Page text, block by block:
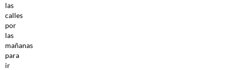
las
calles
por
las
mañanas
para
ir